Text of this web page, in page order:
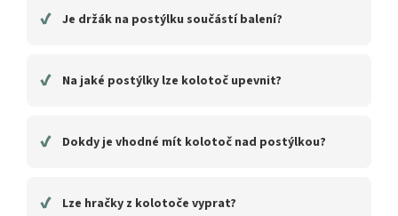
✔ Je držák na postýlku součástí balení?
✔ Na jaké postýlky lze kolotoč upevnit?
✔ Dokdy je vhodné mít kolotoč nad postýlkou?
✔ Lze hračky z kolotoče vyprat?